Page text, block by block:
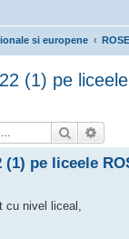
si europene ROSE
(1) pe
Search
pe liceele
cu nivel liceal,